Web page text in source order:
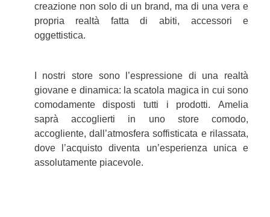
creazione non solo di un brand, ma di una vera e
propria realtà fatta di abiti, accessori e
oggettistica.
I nostri store sono l’espressione di una realtà
giovane e dinamica: la scatola magica in cui sono
comodamente disposti tutti i prodotti. Amelia
saprà accoglierti in uno store comodo,
accogliente, dall’atmosfera soffisticata e rilassata,
dove l’acquisto diventa un’esperienza unica e
assolutamente piacevole.